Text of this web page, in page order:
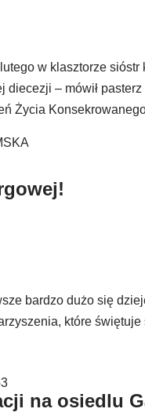
w klasztorze
diecezji – mówił
Życia
bardzo dużo się
które
na osiedlu